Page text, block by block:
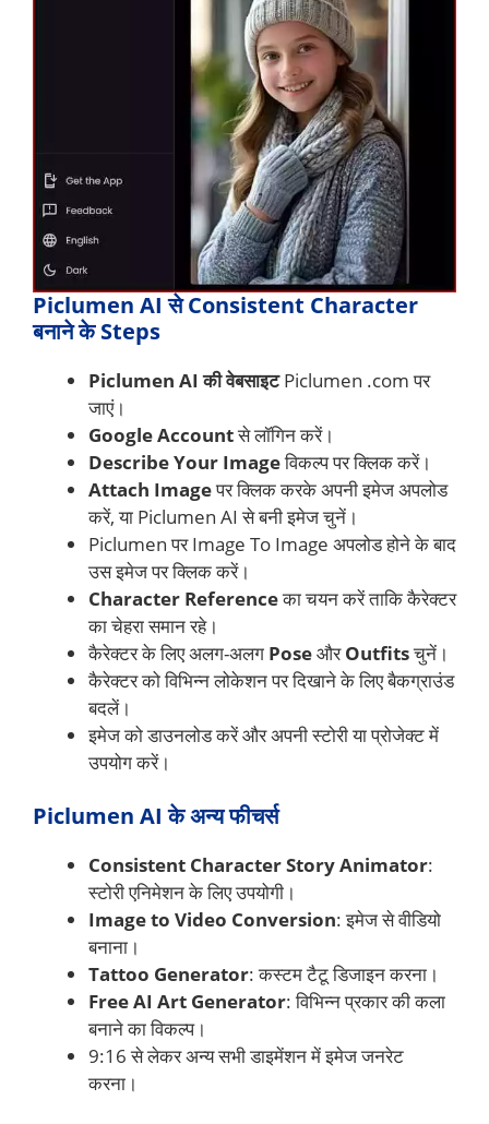
Piclumen AI से Consistent Character
बनाने के Steps
Piclumen AI की वेबसाइटPiclumen .com पर
जाएं।
Google Accountसे लॉगिन करें।
Describe Your Imageविकल्प पर क्लिक करें।
Attach Imageपर क्लिक करके अपनी इमेज अपलोड
करें, या Piclumen AI से बनी इमेज चुनें।
Piclumen पर Image To Image अपलोड होने के बाद
उस इमेज पर क्लिक करें।
Character Referenceका चयन करें ताकि कैरेक्टर
का चेहरा समान रहे।
कैरेक्टर के लिए अलग-अलग PoseऔरOutfitsचुनें।
कैरेक्टर को विभिन्न लोकेशन पर दिखाने के लिए बैकग्राउंड
बदलें।
इमेज को डाउनलोड करें और अपनी स्टोरी या प्रोजेक्ट में
उपयोग करें।
Piclumen AI के अन्य फीचर्स
Consistent Character Story Animator:
स्टोरी एनिमेशन के लिए उपयोगी।
Image to Video Conversion: इमेज से वीडियो
बनाना।
Tattoo Generator: कस्टम टैटू डिजाइन करना।
Free AI Art Generator: विभिन्न प्रकार की कला
बनाने का विकल्प।
9:16 से लेकर अन्य सभी डाइमेंशन में इमेज जनरेट
करना।